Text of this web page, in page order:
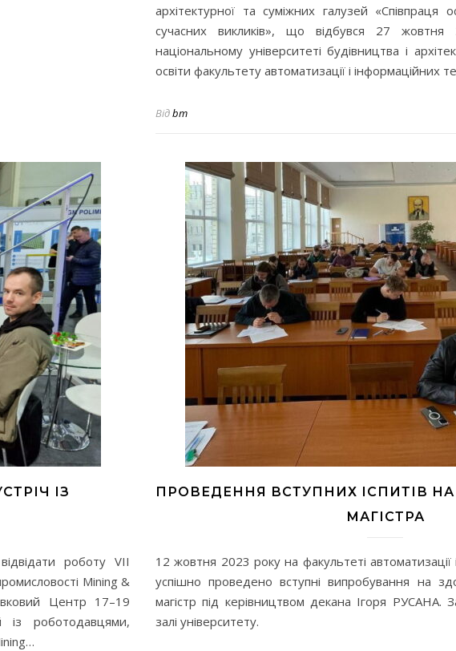
архітектурної та суміжних галузей «Співпраця
сучасних викликів», що відбувся 27
національному університеті будівництва і
освіти факультету автоматизації і інформаційних
Відbm
ІЗ
роботу VII
Mining &
Центр 17–19
роботодавцями,
ПРОВЕДЕННЯ ВСТУПНИХ ІСПИТІВ НА
МАГІСТРА
12 жовтня 2023 року на факультеті автоматизації
успішно проведено вступні випробування на
магістр під керівництвом декана Ігоря РУСАНА.
залі університету.